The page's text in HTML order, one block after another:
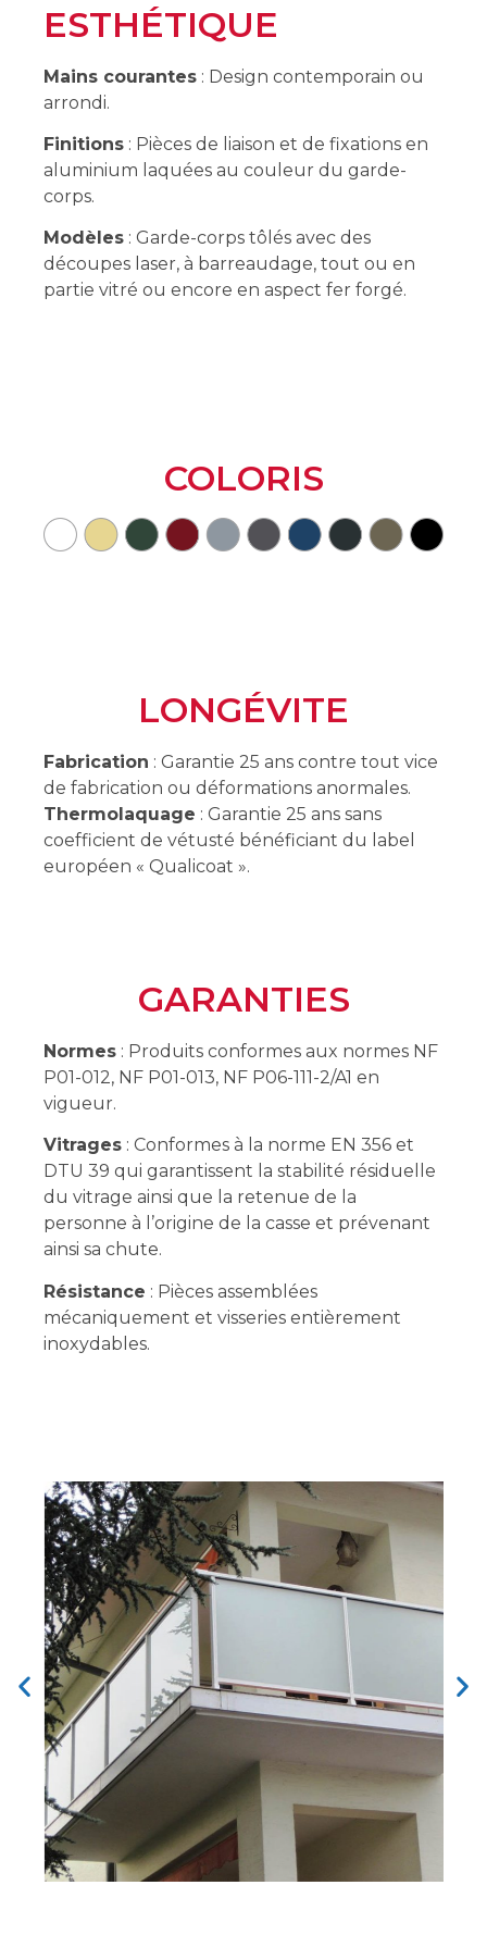
ESTHÉTIQUE
Mains courantes : Design contemporain ou
arrondi.
Finitions : Pièces de liaison et de fixations en
aluminium laquées au couleur du garde-
corps.
Modèles : Garde-corps tôlés avec des
découpes laser, à barreaudage, tout ou en
partie vitré ou encore en aspect fer forgé.
COLORIS
LONGÉVITE
Fabrication : Garantie 25 ans contre tout vice
de fabrication ou déformations anormales.
Thermolaquage : Garantie 25 ans sans
coefficient de vétusté bénéficiant du label
européen « Qualicoat ».
GARANTIES
Normes : Produits conformes aux normes NF
P01-012, NF P01-013, NF P06-111-2/A1 en
vigueur.
Vitrages : Conformes à la norme EN 356 et
DTU 39 qui garantissent la stabilité résiduelle
du vitrage ainsi que la retenue de la
personne à l’origine de la casse et prévenant
ainsi sa chute.
Résistance : Pièces assemblées
mécaniquement et visseries entièrement
inoxydables.